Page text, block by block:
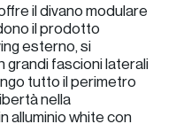
il divano modulare
il prodotto
esterno, si
fascioni laterali
tutto il perimetro
nella
alluminio white con